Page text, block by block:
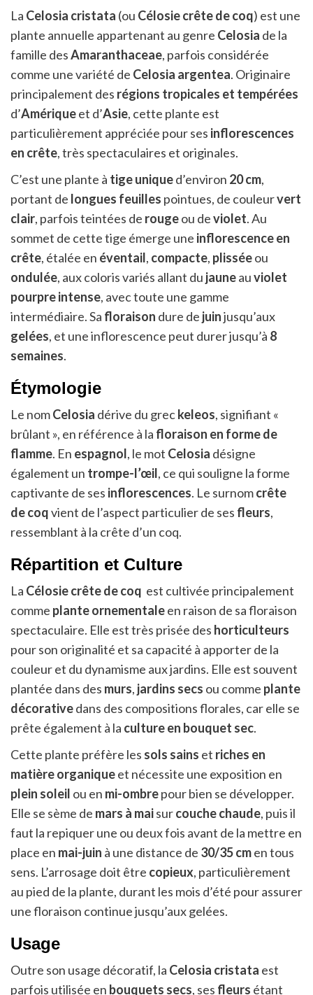
La Celosia cristata (ou Célosie crête de coq) est une
plante annuelle appartenant au genre Celosia de la
famille desAmaranthaceae, parfois considérée
comme une variété de Celosia argentea. Originaire
principalement des régions tropicales et tempérées
d’Amériqueet d’Asie, cette plante est
particulièrement appréciée pour ses inflorescences
en crête, très spectaculaires et originales.
C’est une plante à tige uniqued’environ 20 cm,
portant de longues feuilles pointues, de couleurvert
clair, parfois teintées de rougeou deviolet. Au
sommet de cette tige émerge une inflorescence en
crête, étalée en éventail, compacte, plisséeou
ondulée, aux coloris variés allant du jauneauviolet
pourpre intense, avec toute une gamme
intermédiaire. Sa floraison dure de juinjusqu’aux
gelées, et une inflorescence peut durer jusqu’à 8
semaines.
Étymologie
Le nomCelosia dérive du greckeleos, signifiant «
brûlant », en référence à la floraison en forme de
flamme. En espagnol, le mot Celosia désigne
également un trompe-l’œil, ce qui souligne la forme
captivante de ses inflorescences. Le surnomcrête
de coqvient de l’aspect particulier de ses fleurs,
ressemblant à la crête d’un coq.
Répartition et Culture
La Célosie crête de coq est cultivée principalement
comme plante ornementaleen raison de sa floraison
spectaculaire. Elle est très prisée des horticulteurs
pour son originalité et sa capacité à apporter de la
couleur et du dynamisme aux jardins. Elle est souvent
plantée dans des murs, jardins secs ou comme plante
décorativedans des compositions florales, car elle se
prête également à la culture en bouquet sec.
Cette plante préfère les sols sains et riches en
matière organiqueet nécessite une exposition en
plein soleil ou en mi-ombrepour bien se développer.
Elle se sème de mars à maisurcouche chaude, puis il
faut la repiquer une ou deux fois avant de la mettre en
place en mai-juin à une distance de 30/35 cmen tous
sens. L’arrosage doit être copieux, particulièrement
au pied de la plante, durant les mois d’été pour assurer
une floraison continue jusqu’aux gelées.
Usage
Outre son usage décoratif, la Celosia cristata est
parfois utilisée en bouquets secs, ses fleurs étant